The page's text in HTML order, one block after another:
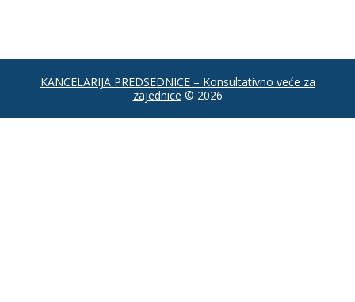
KANCELARIJA PREDSEDNICE – Konsultativno veće za
zajednice © 2026